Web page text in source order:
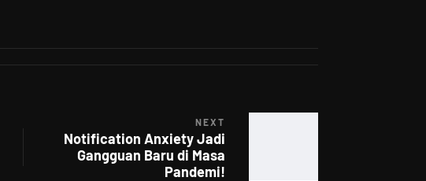
NEXT
Notification Anxiety Jadi
Gangguan Baru di Masa
Pandemi!